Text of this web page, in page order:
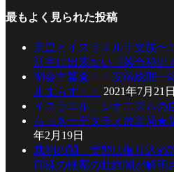
最もよく見られた投稿
天皇とイスラエル十支族〜
活字に出来ない《落合秘史
閉会中審査・・安倍総理一
止まらず・・
2021年7月21日
イスラエル、シオニズムの
らっきーデタラメ放送局★
年2月19日
裁判の闇 実態は振り込め
同様の検察の壮絶闇が解明